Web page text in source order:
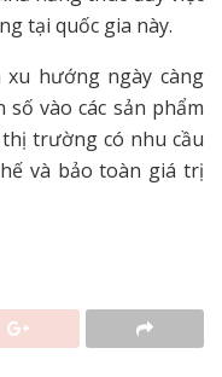
tại quốc gia này.
hướng ngày càng
vào các sản phẩm
trường có nhu cầu
và bảo toàn giá trị